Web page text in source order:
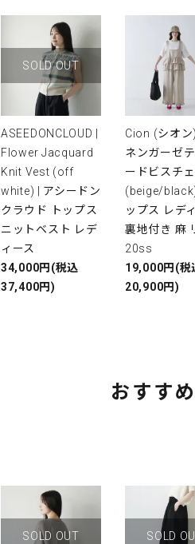
SOLD OUT
ASEEDONCLOUD |
Flower Jacquard
Knit Vest (off
white) | アシードン
クラウド トップス
ニットベスト レデ
ィース
34,000円(税込
37,400円)
Cion (シオン
ネンガーゼ
ードビスチェ
(beige/
ップス レデ
裏地付き 麻
20ss
19,000円(税
20,900円)
おすす
SOLD OUT SOLD